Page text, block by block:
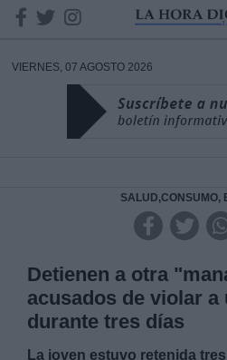
VIERNES, 07 AGOSTO 2026
SALUD,CONSUMO,
Detienen a otra
acusados de violar a
durante tres días
La joven estuvo retenida
DATOS
Responsable:
Legitimación: